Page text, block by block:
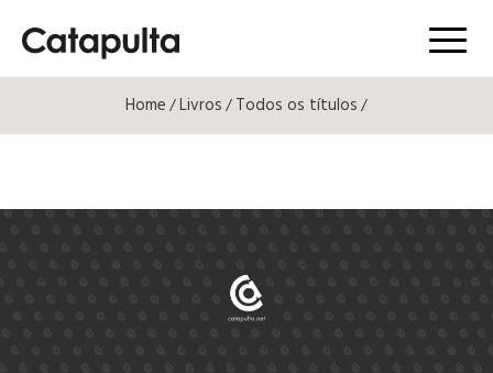
Menú
Home/Livros/Todos os títulos/